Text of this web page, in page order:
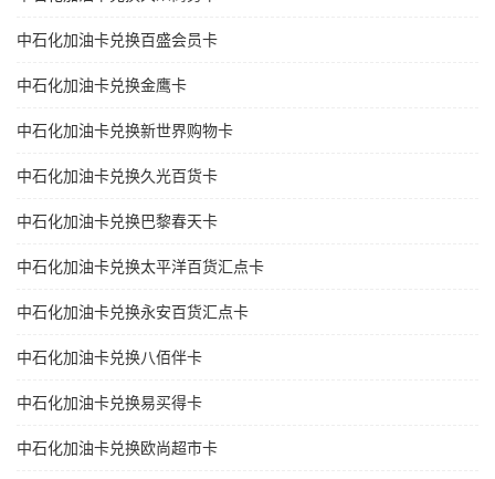
中石化加油卡兑换百盛会员卡
中石化加油卡兑换金鹰卡
中石化加油卡兑换新世界购物卡
中石化加油卡兑换久光百货卡
中石化加油卡兑换巴黎春天卡
中石化加油卡兑换太平洋百货汇点卡
中石化加油卡兑换永安百货汇点卡
中石化加油卡兑换八佰伴卡
中石化加油卡兑换易买得卡
中石化加油卡兑换欧尚超市卡